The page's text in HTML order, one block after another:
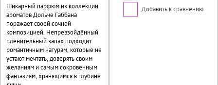
Шикарный парфюм из коллекции
ароматов Дольче Габбана
поражает своей сочной
композицией. Непревзойдённый
пленительный запах подходит
романтичным натурам, которые не
устают мечтать, доверять своим
желаниям и самым сокровенным
фантазиям, хранящимся в глубине
Добавить к сравнению